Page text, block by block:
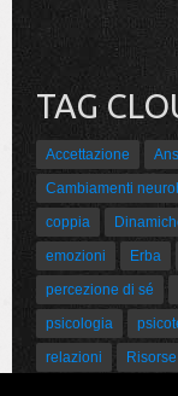
TAG
Accettazione
Cambiamenti
coppia
emozioni
Erba
percezione di sé
psicologia
relazioni
Risorse